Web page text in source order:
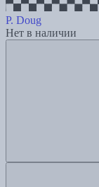
P. Doug
Нет в наличии